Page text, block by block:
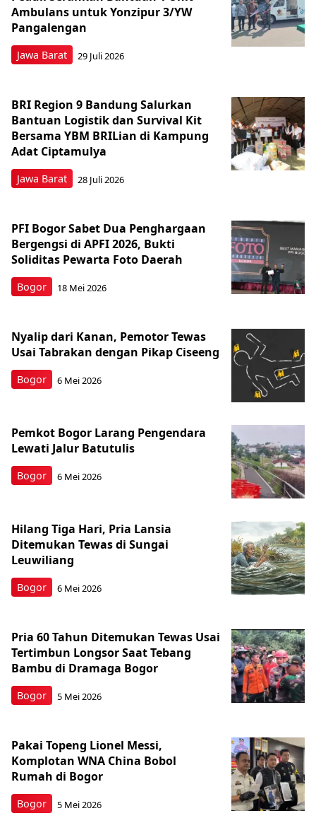
Jawa Barat
Ambulans untuk Yonzipur 3/YW
Pangalengan
29 Juli 2026
Jawa Barat
BRI Region 9 Bandung Salurkan
Bantuan Logistik dan Survival Kit
Bersama YBM BRILian di Kampung
Adat Ciptamulya
28 Juli 2026
Bogor
PFI Bogor Sabet Dua Penghargaan
Bergengsi di APFI 2026, Bukti
Soliditas Pewarta Foto Daerah
18 Mei 2026
Bogor
Nyalip dari Kanan, Pemotor Tewas
Usai Tabrakan dengan Pikap Ciseeng
6 Mei 2026
Bogor
Pemkot Bogor Larang Pengendara
Lewati Jalur Batutulis
6 Mei 2026
Bogor
Hilang Tiga Hari, Pria Lansia
Ditemukan Tewas di Sungai
Leuwiliang
6 Mei 2026
Bogor
Pria 60 Tahun Ditemukan Tewas Usai
Tertimbun Longsor Saat Tebang
Bambu di Dramaga Bogor
5 Mei 2026
Bogor
Pakai Topeng Lionel Messi,
Komplotan WNA China Bobol
Rumah di Bogor
5 Mei 2026